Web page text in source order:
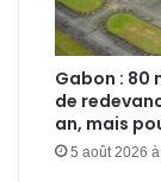
Gabon : 80
de
an, mais
5 août 2026